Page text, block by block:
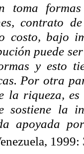
toma formas
contrato
costo, bajo
puede
y esto
Por otra
la riqueza,
sostiene la
apoyada
1999: